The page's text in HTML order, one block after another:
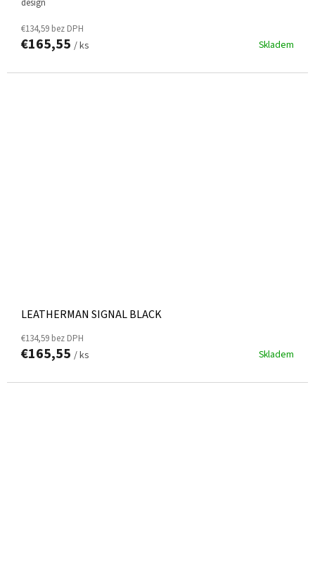
design
Skladem
€134,59 bez DPH
€165,55 / ks
LEATHERMAN SIGNAL BLACK
Skladem
€134,59 bez DPH
€165,55 / ks